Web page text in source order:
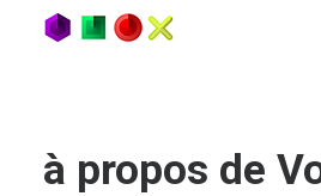
à propos de